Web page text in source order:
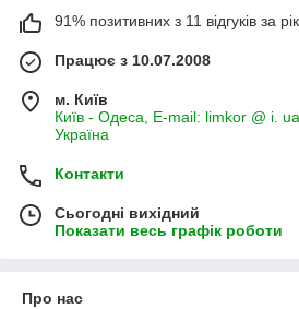
91% позитивних з 11 відгуків за рік
Працює з 10.07.2008
м. Київ
Київ - Одеса, E-mail: limkor @ i. ua
Україна
Контакти
Сьогодні вихідний
Показати весь графік роботи
Про нас